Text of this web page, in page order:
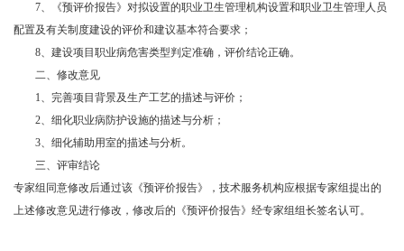
7、《预评价报告》对拟设置的职业卫生管理机构设置和职业卫生管理人员
配置及有关制度建设的评价和建议基本符合要求；
8、建设项目职业病危害类型判定准确，评价结论正确。
二、修改意见
1、完善项目背景及生产工艺的描述与评价；
2、细化职业病防护设施的描述与分析；
3、细化辅助用室的描述与分析。
三、评审结论
专家组同意修改后通过该《预评价报告》，技术服务机构应根据专家组提出的
上述修改意见进行修改，修改后的《预评价报告》经专家组组长签名认可。